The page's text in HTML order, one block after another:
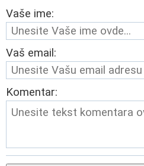
Vaše ime:
Vaš email:
Komentar: